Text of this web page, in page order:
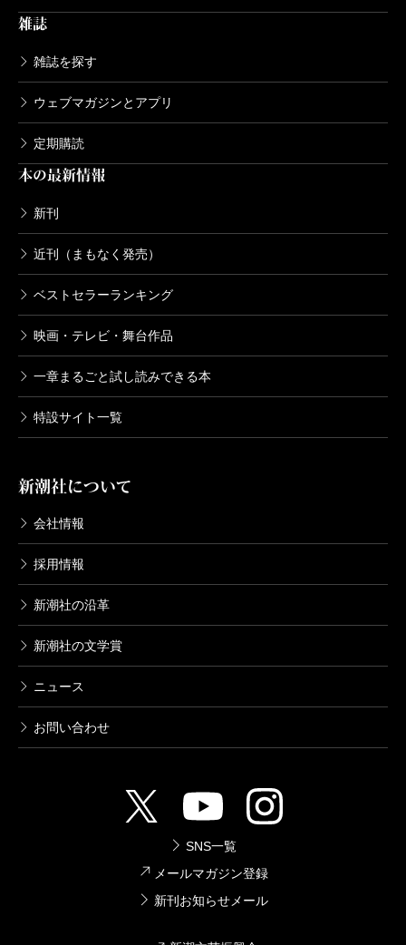
雑誌
雑誌を探す
ウェブマガジンとアプリ
定期購読
本の最新情報
新刊
近刊（まもなく発売）
ベストセラーランキング
映画・テレビ・舞台作品
一章まるごと試し読みできる本
特設サイト一覧
新潮社について
会社情報
採用情報
新潮社の沿革
新潮社の文学賞
ニュース
お問い合わせ
SNS一覧
メールマガジン登録
新刊お知らせメール